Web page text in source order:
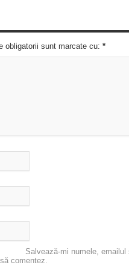
obligatorii sunt marcate cu: *
Salvează-mi numele,
comentez.